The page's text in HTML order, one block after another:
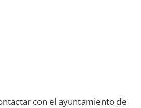
сοn el ayuntamiento dе